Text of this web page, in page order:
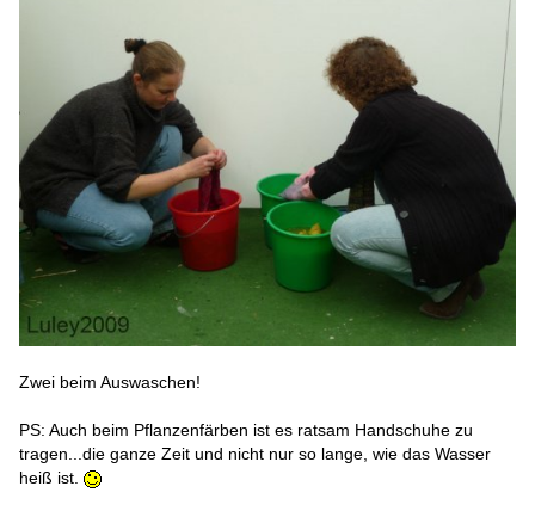
Zwei beim Auswaschen!
PS: Auch beim Pflanzenfärben ist es ratsam Handschuhe zu
tragen...die ganze Zeit und nicht nur so lange, wie das Wasser
heiß ist.